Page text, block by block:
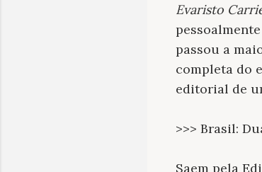
Evaristo
passou a
completa do
editorial de
>>> Brasil:
Saem pela